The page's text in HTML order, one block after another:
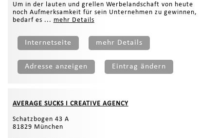
Um in der lauten und grellen Werbelandschaft von heute
noch Aufmerksamkeit für sein Unternehmen zu gewinnen,
bedarf es ... mehr Details
Internetseite mehr Details
Adresse anzeigen Eintrag ändern
AVERAGE SUCKS I CREATIVE AGENCY
Schatzbogen 43 A
81829 München